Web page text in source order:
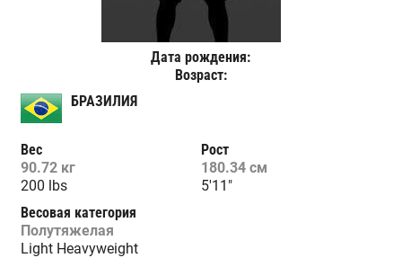
Дата рождения:
Возраст:
БРАЗИЛИЯ
Вес
90.72 кг
200 lbs
Рост
180.34 см
5'11"
Весовая категория
Полутяжелая
Light Heavyweight